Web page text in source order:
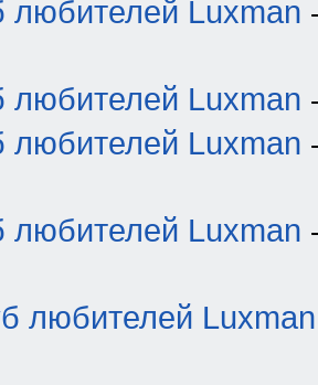
любителей Luxman
любителей Luxman
любителей Luxman
любителей Luxman
любителей Luxman